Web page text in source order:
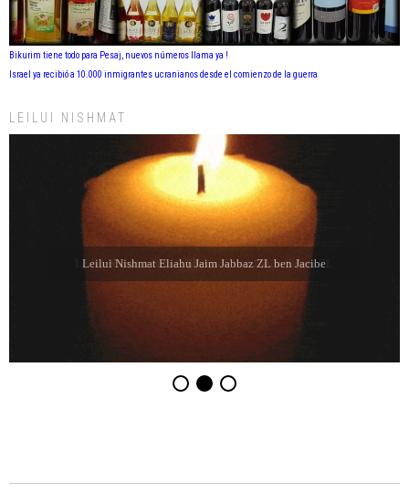
Bikurim tiene todo para Pesaj, nuevos números llama ya !
Israel ya recibió a 10.000 inmigrantes ucranianos desde el comienzo de la guerra
LEILUI NISHMAT
Leilui Nishmat Refael Shelomo ben Latife Selem ZL